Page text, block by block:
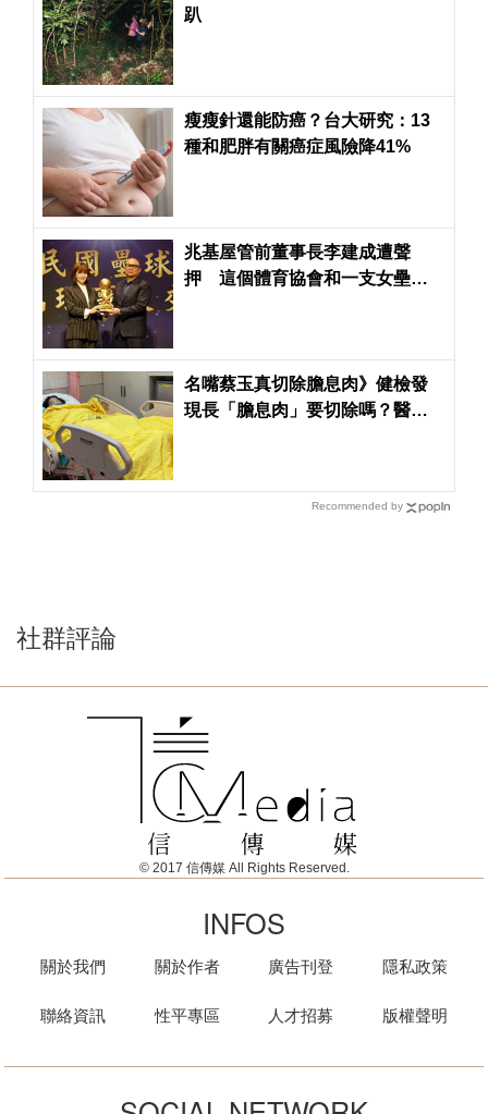
趴
瘦瘦針還能防癌？台大研究：13
種和肥胖有關癌症風險降41%
兆基屋管前董事長李建成遭聲
押 這個體育協會和一支女壘隊
名嘴蔡玉真切除膽息肉》健檢發
現長「膽息肉」要切除嗎？醫：4
Recommended by
社群評論
© 2017 信傳媒 All Rights Reserved.
INFOS
關於我們
聯絡資訊
關於作者
性平專區
廣告刊登
人才招募
隱私政策
版權聲明